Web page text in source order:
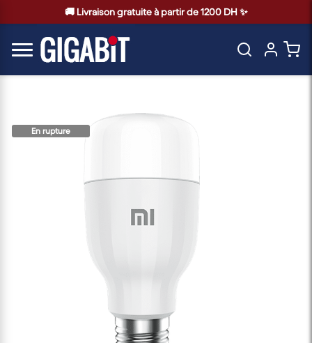
🚚 Livraison gratuite à partir de 1200 DH ✨
En rupture